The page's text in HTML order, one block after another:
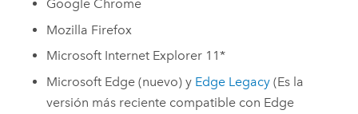
Google Chrome
Mozilla Firefox
Microsoft Internet Explorer 11*
Microsoft Edge (nuevo) y Edge Legacy (Es la
versión más reciente compatible con Edge